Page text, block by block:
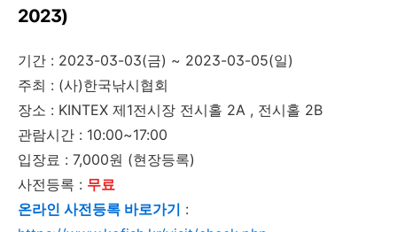
2023)
기간 : 2023-03-03(금) ~ 2023-03-05(일)
주최 : (사)한국낚시협회
장소 : KINTEX 제1전시장 전시홀 2A , 전시홀 2B
관람시간 : 10:00~17:00
입장료 : 7,000원 (현장등록)
사전등록 : 무료
온라인 사전등록 바로가기 :